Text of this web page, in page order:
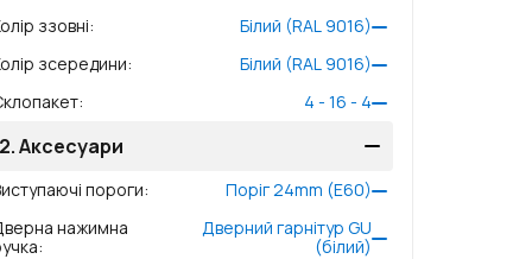
ззовні:
Білий (RAL 9016)
зсередини:
Білий (RAL 9016)
: 4 - 16 - 4
2.Аксесуари
пороги:
Поріг 24mm (E60)
нажимна
:
Дверний гарнітур GU
(білий)